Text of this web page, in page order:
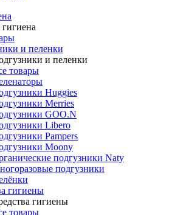
гигиена
и пеленки
и пеленки
товары
Huggies
Merries
GOO.N
Libero
Pampers
Moony
подгузники Naty
подгузники
гигиены
гигиены
товары